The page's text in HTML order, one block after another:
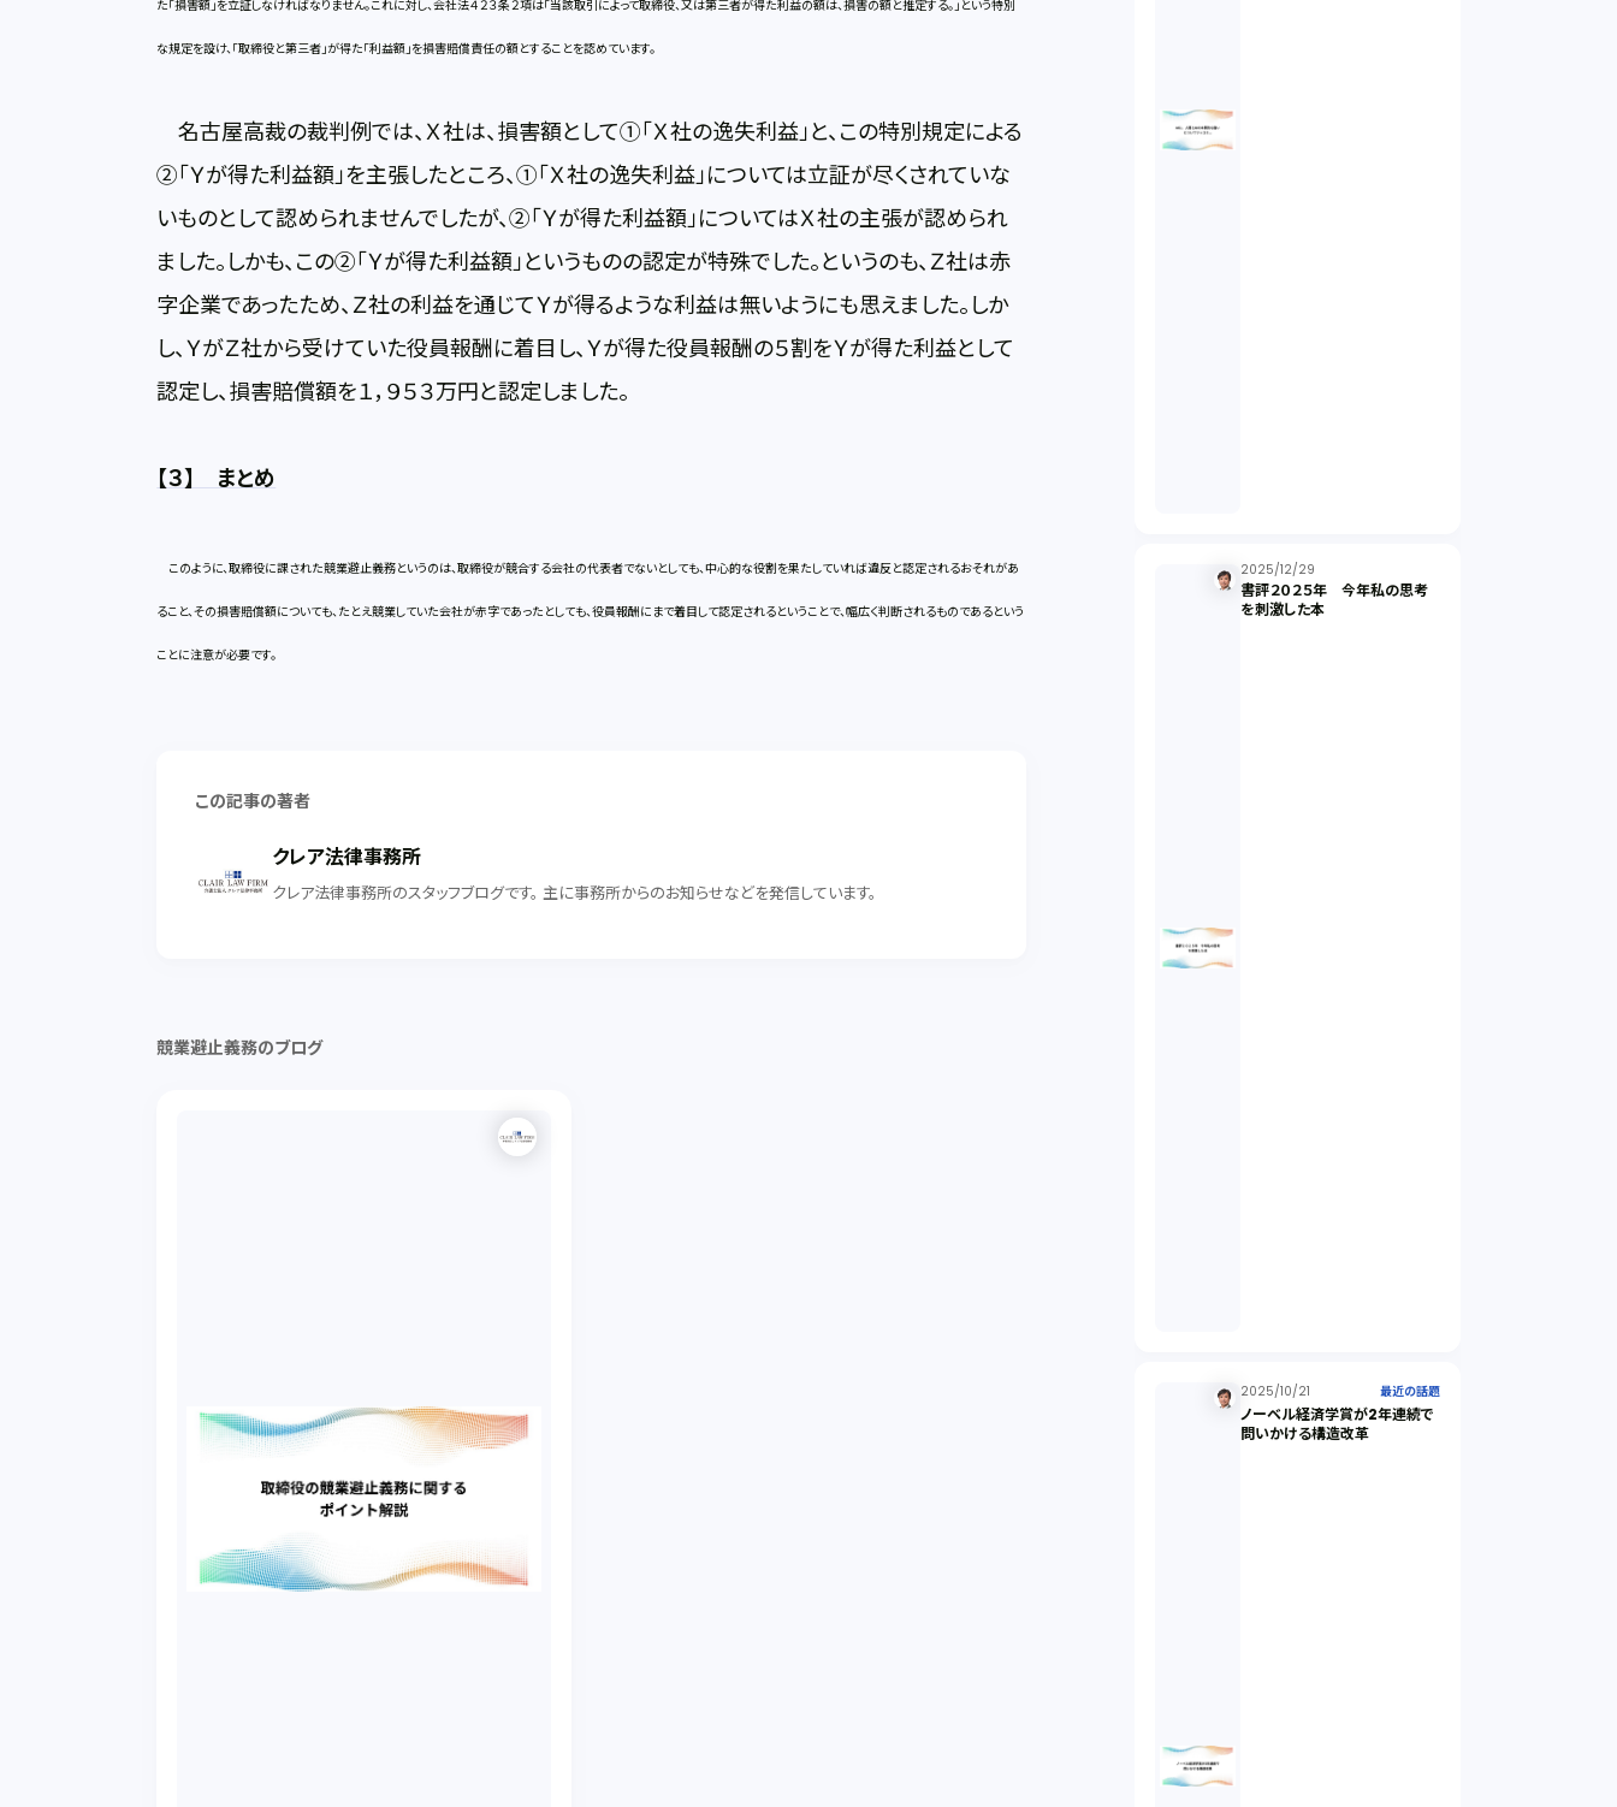
た「損害額」を立証しなければなりません。これに対し、会社法４２３条２項は「当該取引によって取締役、又は第三者が得た利益の額は、損害の額と推定する。」という特別
な規定を設け、「取締役と第三者」が得た「利益額」を損害賠償責任の額とすることを認めています。
名古屋高裁の裁判例では、Ｘ社は、損害額として①「Ｘ社の逸失利益」と、この特別規定による
②「Ｙが得た利益額」を主張したところ、①「Ｘ社の逸失利益」については立証が尽くされていな
いものとして認められませんでしたが、②「Ｙが得た利益額」についてはＸ社の主張が認められ
ました。しかも、この②「Ｙが得た利益額」というものの認定が特殊でした。というのも、Ｚ社は赤
字企業であったため、Ｚ社の利益を通じてＹが得るような利益は無いようにも思えました。しか
し、ＹがＺ社から受けていた役員報酬に着目し、Ｙが得た役員報酬の５割をＹが得た利益として
認定し、損害賠償額を１，９５３万円と認定しました。
【３】 まとめ
このように、取締役に課された競業避止義務というのは、取締役が競合する会社の代表者でないとしても、中心的な役割を果たしていれば違反と認定されるおそれがあ
ること、その損害賠償額についても、たとえ競業していた会社が赤字であったとしても、役員報酬にまで着目して認定されるということで、幅広く判断されるものであるという
ことに注意が必要です。
この記事の著者
クレア法律事務所
クレア法律事務所のスタッフブログです。 主に事務所からのお知らせなどを発信しています。
競業避止義務のブログ
IoT（6）
発信者情報開示請求（1）
株式譲渡（1）
業務委託契約（1）
民事再生（2）
2025/12/29
書評２０２５年 今年私の思考
を刺激した本
2025/10/21 最近の話題
ノーベル経済学賞が2年連続で
問いかける構造改革